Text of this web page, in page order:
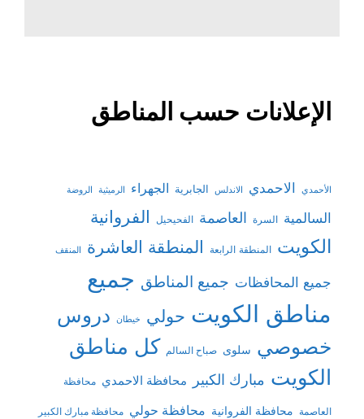
الإعلانات حسب المناطق
الأحمدي الاحمدي الاندلس الجابرية الجهراء الرميثية الروضة
السالمية السرة العاصمة الفحيحيل الفروانية
الكويت المنطقة الرابعة المنطقة العاشرة المنقف
جميع المحافظات جميع المناطق جميع
مناطق الكويت حولي خيطان دروس
خصوصي سلوى صباح السالم كل مناطق
الكويت مبارك الكبير محافظة الاحمدي محافظة
العاصمة محافظة الفروانية محافظة حولي محافظة مبارك الكبير